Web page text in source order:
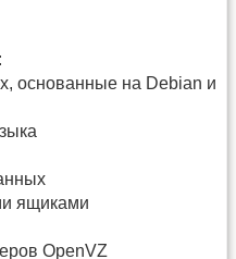
основанные на Debian и
ящиками
OpenVZ